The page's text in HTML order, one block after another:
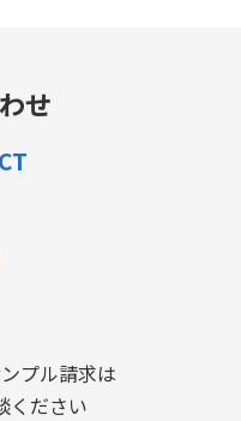
せ
プル請求は
ください